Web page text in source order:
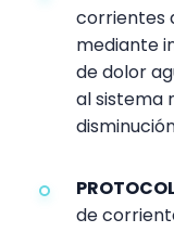
corrientes
mediante
de dolor
al sistema
de